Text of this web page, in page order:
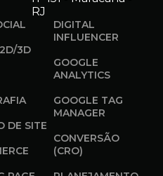
RJ
3D
DE SITE
DIGITAL
INFLUENCER
GOOGLE
ANALYTICS
GOOGLE TAG
MANAGER
CONVERSÃO
(CRO)